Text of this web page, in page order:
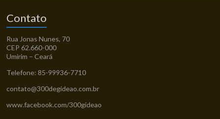
Contato
Rua Jonas Nunes, 70
CEP 62.660-000
Umirim – Ceará
Telefone: 85-99936-7710
contato@300degideao.com.br
www.facebook.com/300gideao